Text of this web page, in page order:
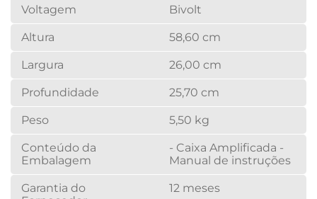
Voltagem Bivolt
Altura 58,60 cm
Largura 26,00 cm
Profundidade 25,70 cm
Peso 5,50 kg
Conteúdo da
Embalagem
- Caixa Amplificada -
Manual de instruções
Garantia do
12 meses